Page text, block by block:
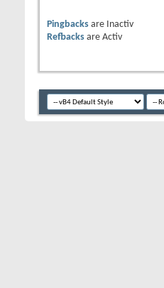
Pingbacks are
Inactiv
Refbacks are Activ